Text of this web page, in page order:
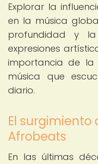
Explorar la
en la música
profundidad y
expresiones
importancia de la
música que
diario.
El
Afrobeats
En las últimas